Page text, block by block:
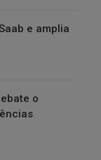
e amplia
o